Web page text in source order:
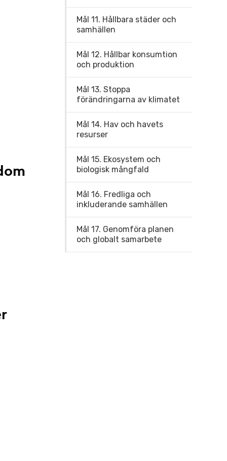
Mål 11. Hållbara städer och
samhällen
Mål 12. Hållbar konsumtion
och produktion
Mål 13. Stoppa
förändringarna av klimatet
Mål 14. Hav och havets
resurser
Mål 15. Ekosystem och
biologisk mångfald
Mål 16. Fredliga och
inkluderande samhällen
Mål 17. Genomföra planen
och globalt samarbete